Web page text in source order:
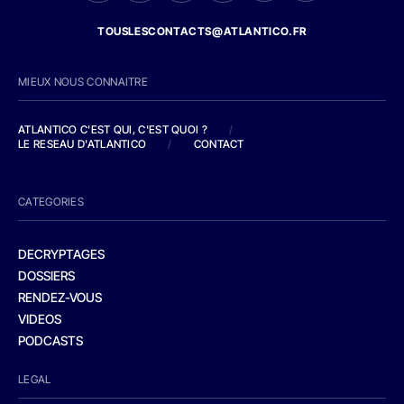
TOUSLESCONTACTS@ATLANTICO.FR
MIEUX NOUS CONNAITRE
ATLANTICO C'EST QUI, C'EST QUOI ?
/
LE RESEAU D'ATLANTICO
/ CONTACT
CATEGORIES
DECRYPTAGES
DOSSIERS
RENDEZ-VOUS
VIDEOS
PODCASTS
LEGAL